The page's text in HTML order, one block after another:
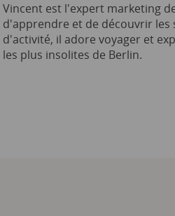
Vincent est l'expert marketing
d'apprendre et de découvrir les
d'activité, il adore voyager et
les plus insolites de Berlin.